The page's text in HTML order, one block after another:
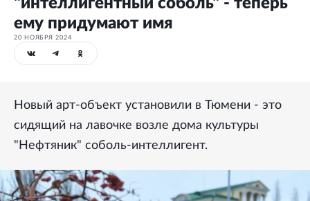
"интеллигентный соболь" - теперь
ему придумают имя
20 НОЯБРЯ 2024
Новый арт-объект установили в Тюмени - это
сидящий на лавочке возле дома культуры
"Нефтяник" соболь-интеллигент.